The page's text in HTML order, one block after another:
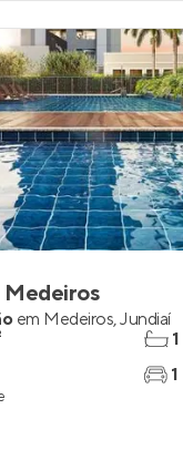
Medeiros
em Medeiros,Jundiaí
1
1